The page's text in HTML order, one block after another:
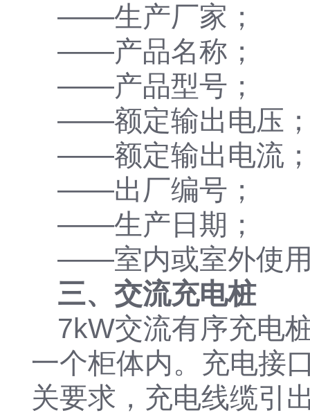
——生产厂家；
——产品名称；
——产品型号；
——额定输出电压
——额定输出电流
——出厂编号；
——生产日期；
——室内或室外使
三、交流充电桩
7kW交流有序充电
一个柜体内。充电接
关要求，充电线缆引